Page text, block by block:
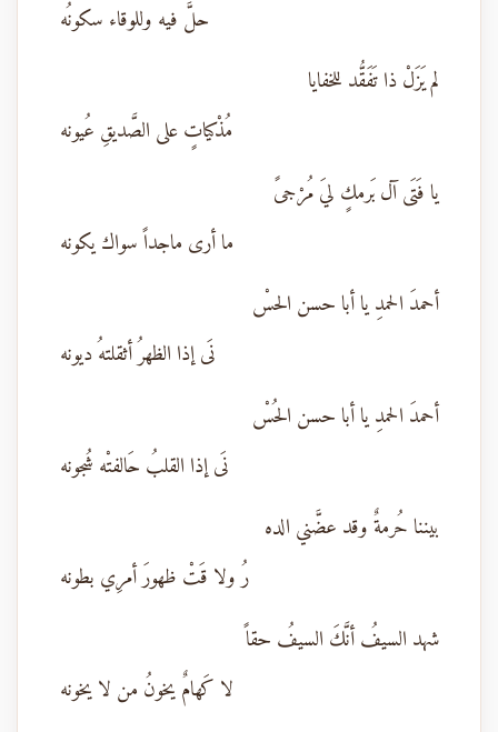
حلَّ فيه وللوقاء سكونُه
لم يَزَلْ ذا تَفَقُّد للخفايا
مُذْكياتٍ على الصَّديقِ عُيونه
يا فَتَى آل بَرمكٍ ليَ مُرْجىً
ما أرى ماجداً سواك يكونه
أحمدَ الحمدِ يا أبا حسن الحسْ
نَى إذا الظهرُ أثقلتهُ ديونه
أحمدَ الحمدِ يا أبا حسن الحُسْ
نَى إذا القلبُ حَالفتْه شُجونه
بيننا حُرمةٌ وقد عضَّني الده
رُ ولا قَتْ ظهورَ أمرِي بطونه
شهد السيفُ أنَّكَ السيفُ حقاً
لا كَهامٌ يخونُ من لا يخونه